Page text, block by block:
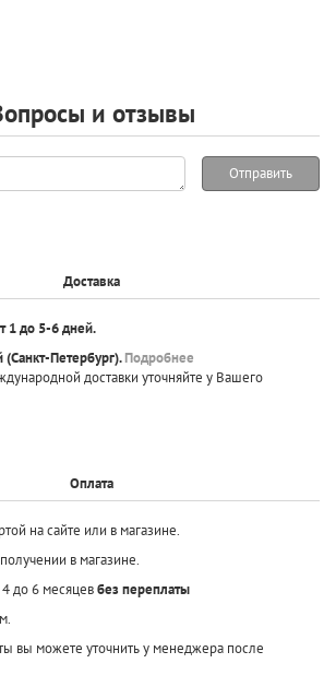
и отзывы
Отправить
Доставка
1 до 5-6 дней.
(Санкт-Петербург).Подробнее
доставки уточняйте у Вашего
Оплата
на сайте или в магазине.
в магазине.
4 до 6 месяцевбез переплаты
вы можете уточнить у менеджера после